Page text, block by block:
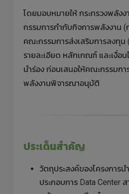
โดยมอบหมายให้ กระทรวงพลัง
กรรมการกำกับกิจการพลังงาน (
คณะกรรมการส่งเสริมการลงทุน
รายละเอียด หลักเกณฑ์ และเงื่อน
นำร่อง ก่อนเสนอให้คณะกรรมกา
พลังงานพิจารณาอนุมัติ
ประเด็นสำคัญ
วัตถุประสงค์ของโครงการน
ประกอบการ Data Center